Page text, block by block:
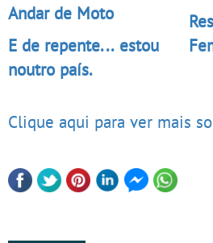
Andar de Moto
E de repente... estou
noutro país.
Clique aqui para ver mais